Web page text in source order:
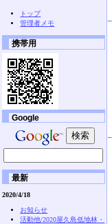
トップ
管理者メモ
携帯用
Google
最新
2020/4/18
お知らせ
活動他/2020屋久島低地林・